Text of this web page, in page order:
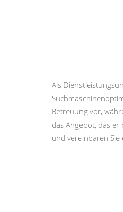
Als
Betreuung vor,
das Angebot, das
und vereinbaren